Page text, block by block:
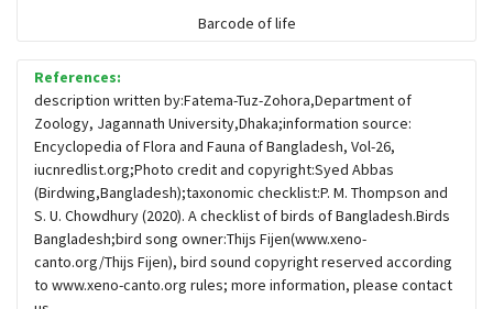
চিল-বাজ -ঈগল-শিকরে
চ্যাগা, বাটান, জিরিয়া ও তাদের সহজাত
ছোট মাছরাঙা
ছোটন প্রিনা
জিরিয়া-টিটি
Barcode of life
References:
description written by:Fatema-Tuz-Zohora,Department of
Zoology, Jagannath University,Dhaka;information source:
Encyclopedia of Flora and Fauna of Bangladesh, Vol-26,
iucnredlist.org;Photo credit and copyright:Syed Abbas
(Birdwing,Bangladesh);taxonomic checklist:P. M. Thompson and
S. U. Chowdhury (2020). A checklist of birds of Bangladesh.Birds
Bangladesh;bird song owner:Thijs Fijen(www.xeno-
canto.org/Thijs Fijen), bird sound copyright reserved according
to www.xeno-canto.org rules; more information, please contact